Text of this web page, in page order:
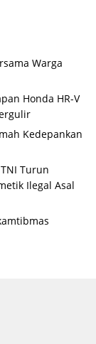
Warga
Honda HR-V
Kedepankan
Turun
Ilegal Asal